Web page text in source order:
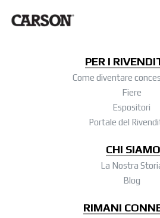
PER I
Come diventare
Fiere
Espositori
Portale del
CHI SIAMO
La Nostra
Blog
RIMANI